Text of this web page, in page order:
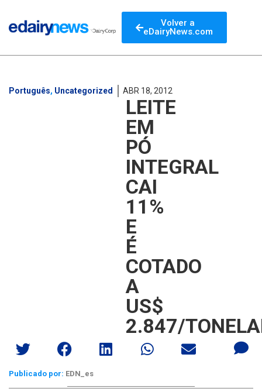
Volver a
eDairyNews.com
Português, Uncategorized ABR 18, 2012
LEITE
EM
PÓ
INTEGRAL
CAI
11%
E
É
COTADO
A
US$
2.847/
Publicado por: EDN_es